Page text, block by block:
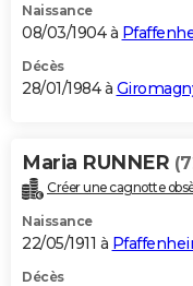
Naissance
08/03/1904 à
Décès
28/01/1984 à
Maria RUNNER
Créer une cagnotte
Naissance
22/05/1911 à
Décès